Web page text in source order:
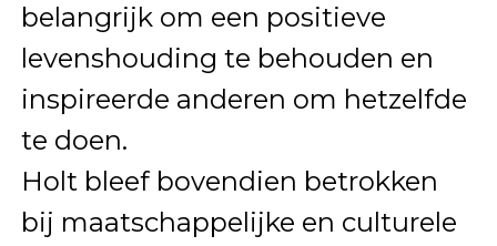
belangrijk om een positieve
levenshouding te behouden en
inspireerde anderen om hetzelfde
te doen.
Holt bleef bovendien betrokken
bij maatschappelijke en culturele